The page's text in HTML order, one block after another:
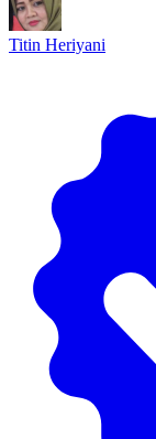
Titin Heriyani